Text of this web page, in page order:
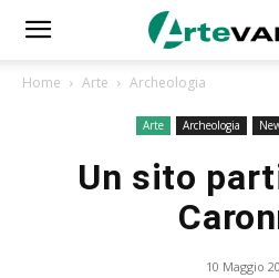
Home Arte Archeologia
Arte Archeologia
Un sito
10 Maggio